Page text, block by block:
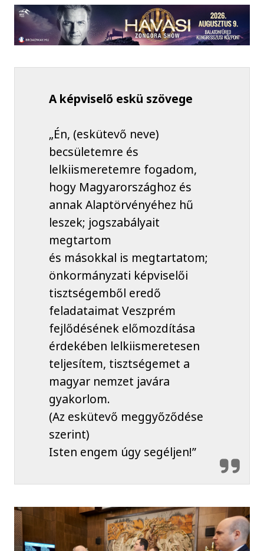
A képviselő eskü szövege
„Én, (eskütevő neve)
becsületemre és
lelkiismeretemre fogadom,
hogy Magyarországhoz és
annak Alaptörvényéhez hű
leszek; jogszabályait
megtartom
és másokkal is megtartatom;
önkormányzati képviselői
tisztségemből eredő
feladataimat Veszprém
fejlődésének előmozdítása
érdekében lelkiismeretesen
teljesítem, tisztségemet a
magyar nemzet javára
gyakorlom.
(Az eskütevő meggyőződése
szerint)
Isten engem úgy segéljen!”